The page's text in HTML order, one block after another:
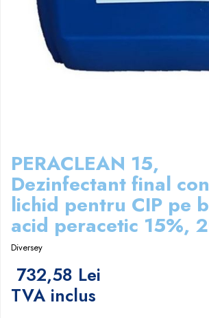
Papuci hotel
PERACLEAN 15,
Dezinfectant final
lichid pentru CIP pe
acid peracetic 15%,
Diversey
732,58 Lei
TVA inclus